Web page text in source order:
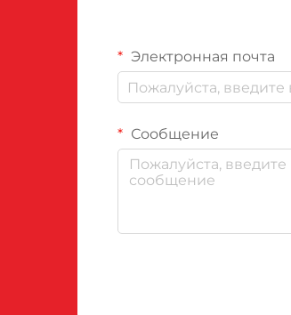
Электронная почта
Сообщение